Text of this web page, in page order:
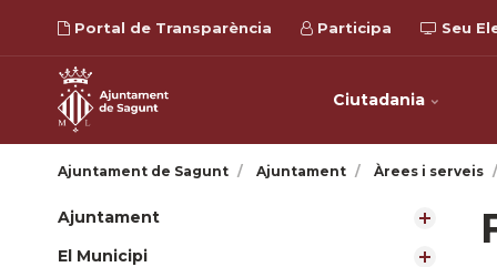
Portal de Transparència Participa Seu
Ciutadania
Ajuntament de Sagunt Ajuntament Àrees i serveis
Ajuntament
El Municipi